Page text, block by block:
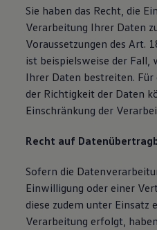
Sie haben das Recht, die
Verarbeitung Ihrer Daten
Voraussetzungen des Art.
ist beispielsweise der Fall,
Ihrer Daten bestreiten.
der Richtigkeit der Daten
Einschränkung der
Recht auf
Sofern die
Einwilligung oder einer
diese zudem unter Einsatz
Verarbeitung erfolgt,